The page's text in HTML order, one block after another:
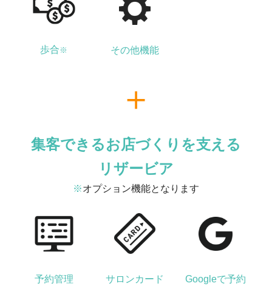
歩合 ※ その他機能
集客できるお店づくりを支える
リザービア
※オプション機能となります
予約管理 サロンカード Googleで予約